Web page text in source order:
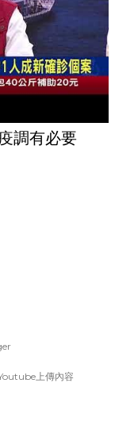
調有必要
上傳內容